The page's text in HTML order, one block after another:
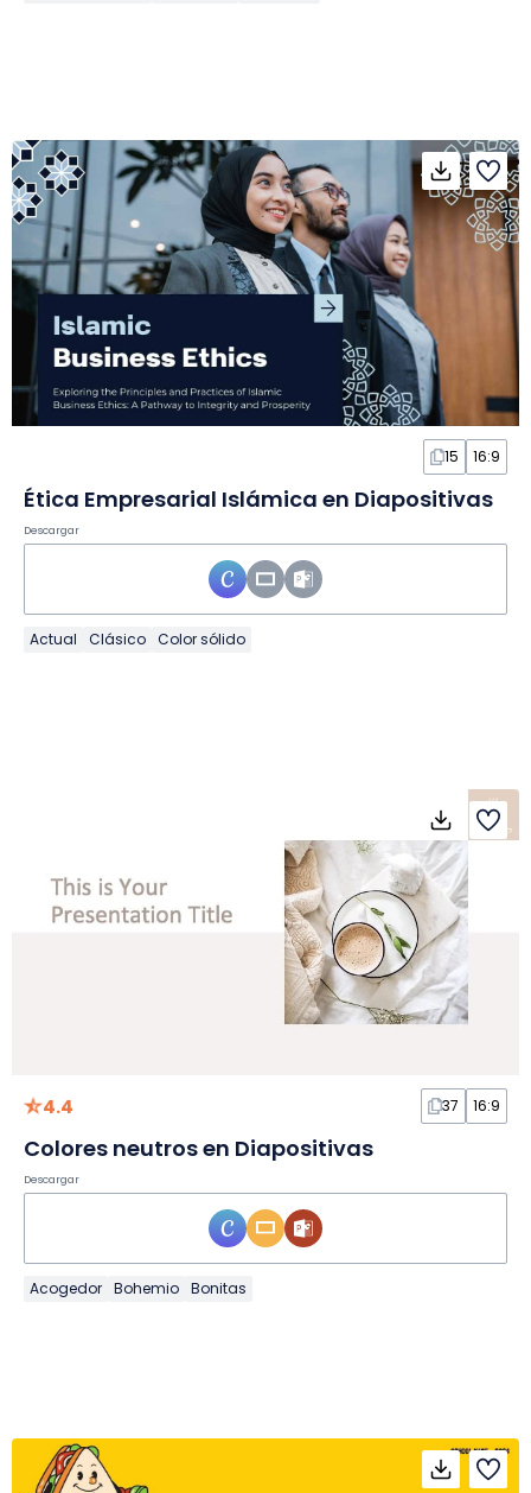
15 16:9
Ética Empresarial Islámica en Diapositivas
Descargar
Actual Clásico Color sólido
4.4 37 16:9
Colores neutros en Diapositivas
Descargar
Acogedor Bohemio Bonitas